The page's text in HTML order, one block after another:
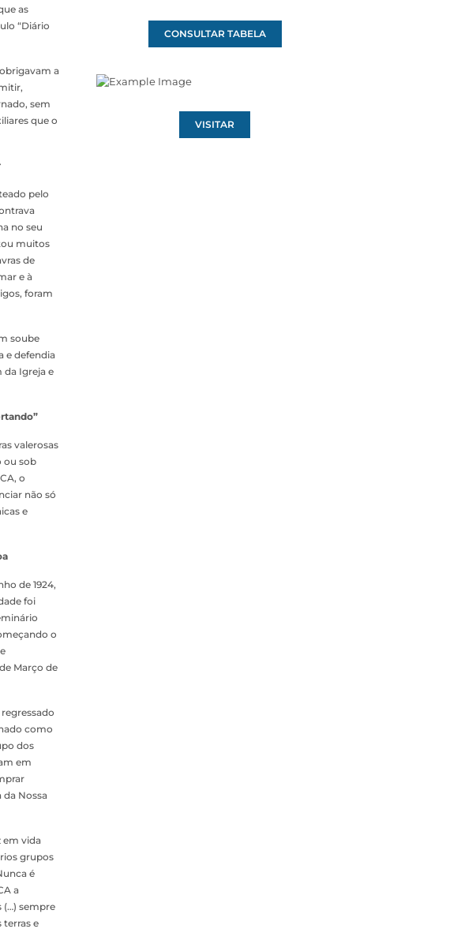
as
“Diário
a
sem
que o
pelo
no seu
muitos
de
e à
foram
soube
e defendia
da Igreja e
valerosas
ou sob
o
não só
e
de 1924,
foi
o
Março de
como
dos
em
da Nossa
em vida
grupos
é
a
(…) sempre
terras e
CONSULTAR TABELA
VISITAR